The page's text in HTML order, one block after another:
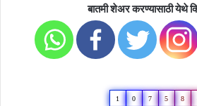
बातमी शेअर करण्यासाठी येथे
1 0 7 5 8